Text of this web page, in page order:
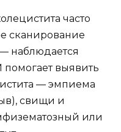
часто
сканирование
наблюдается
выявить
— эмпиема
свищи и
или